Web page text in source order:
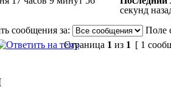
секунд
сообщения за:
Поле
Страница 1 из 1 [ 1